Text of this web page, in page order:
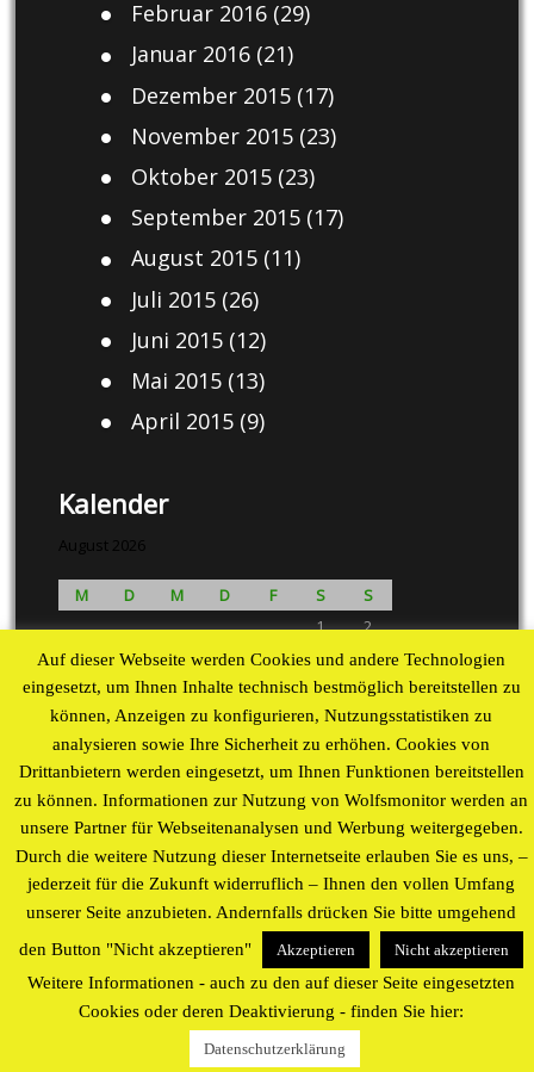
Februar 2016(29)
Januar 2016(21)
Dezember 2015(17)
November 2015(23)
Oktober 2015(23)
September 2015(17)
August 2015(11)
Juli 2015(26)
Juni 2015(12)
Mai 2015(13)
April 2015(9)
Kalender
August 2026
M D M D F S
S
1
2
3
4 5 6 7 8
9
10
11 12 13 14 15
16
17
18 19 20 21 22
23
24
25 26 27 28 29
30
31
« Aug
Proudly powered by WordPresstheme byWP Blogs
Auf dieser Webseite werden Cookies und andere Technologien
eingesetzt, um Ihnen Inhalte technisch bestmöglich bereitstellen zu
können, Anzeigen zu konfigurieren, Nutzungsstatistiken zu
analysieren sowie Ihre Sicherheit zu erhöhen. Cookies von
Drittanbietern werden eingesetzt, um Ihnen Funktionen bereitstellen
zu können. Informationen zur Nutzung von Wolfsmonitor werden an
unsere Partner für Webseitenanalysen und Werbung weitergegeben.
Durch die weitere Nutzung dieser Internetseite erlauben Sie es uns, –
jederzeit für die Zukunft widerruflich – Ihnen den vollen Umfang
unserer Seite anzubieten. Andernfalls drücken Sie bitte umgehend
den Button "Nicht akzeptieren"
Akzeptieren Nicht akzeptieren
Weitere Informationen - auch zu den auf dieser Seite eingesetzten
Cookies oder deren Deaktivierung - finden Sie hier:
Datenschutzerklärung